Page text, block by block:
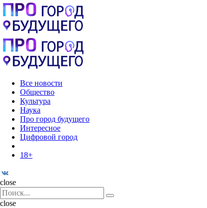
Menu
Поиск
Menu
Все новости
Общество
Культура
Наука
Про город будущего
Интересное
Цифровой город
18+
Поиск
close
Search
for:
Поиск
close